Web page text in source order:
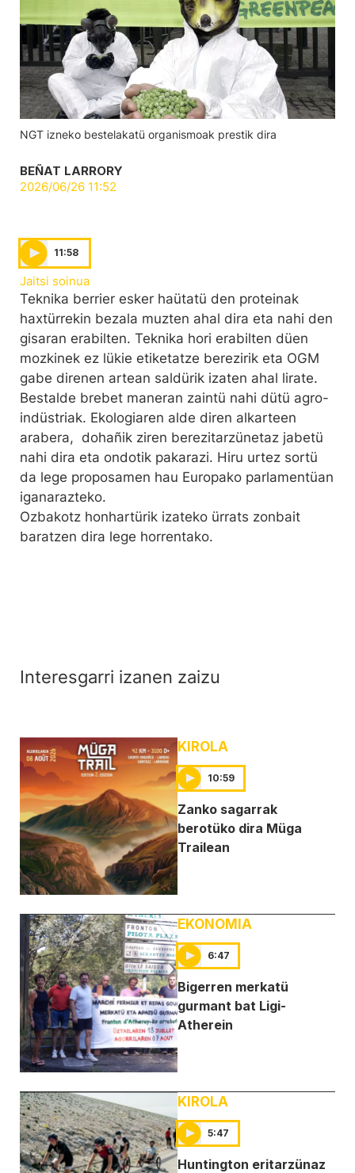
NGT izneko bestelakatü organismoak prestik dira
BEÑAT LARRORY
2026/06/26 11:52
11:58
Jaitsi soinua
Teknika berrier esker haütatü den proteinak
haxtürrekin bezala muzten ahal dira eta nahi den
gisaran erabilten. Teknika hori erabilten düen
mozkinek ez lükie etiketatze berezirik eta OGM
gabe direnen artean saldürik izaten ahal lirate.
Bestalde brebet maneran zaintü nahi dütü agro-
indüstriak. Ekologiaren alde diren alkarteen
arabera, dohañik ziren berezitarzünetaz jabetü
nahi dira eta ondotik pakarazi. Hiru urtez sortü
da lege proposamen hau Europako parlamentüan
iganarazteko.
Ozbakotz honhartürik izateko ürrats zonbait
baratzen dira lege horrentako.
Interesgarri izanen zaizu
KIROLA
10:59
Zanko sagarrak
berotüko dira Müga
Trailean
EKONOMIA
6:47
Bigerren merkatü
gurmant bat Ligi-
Atherein
KIROLA
5:47
Huntington eritarzünaz